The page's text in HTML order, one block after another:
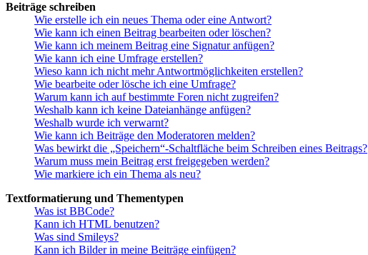
Beiträge schreiben
Wie erstelle ich ein neues Thema oder eine Antwort?
Wie kann ich einen Beitrag bearbeiten oder löschen?
Wie kann ich meinem Beitrag eine Signatur anfügen?
Wie kann ich eine Umfrage erstellen?
Wieso kann ich nicht mehr Antwortmöglichkeiten erstellen?
Wie bearbeite oder lösche ich eine Umfrage?
Warum kann ich auf bestimmte Foren nicht zugreifen?
Weshalb kann ich keine Dateianhänge anfügen?
Weshalb wurde ich verwarnt?
Wie kann ich Beiträge den Moderatoren melden?
Was bewirkt die „Speichern“-Schaltfläche beim Schreiben eines Beitrags?
Warum muss mein Beitrag erst freigegeben werden?
Wie markiere ich ein Thema als neu?
Textformatierung und Thementypen
Was ist BBCode?
Kann ich HTML benutzen?
Was sind Smileys?
Kann ich Bilder in meine Beiträge einfügen?